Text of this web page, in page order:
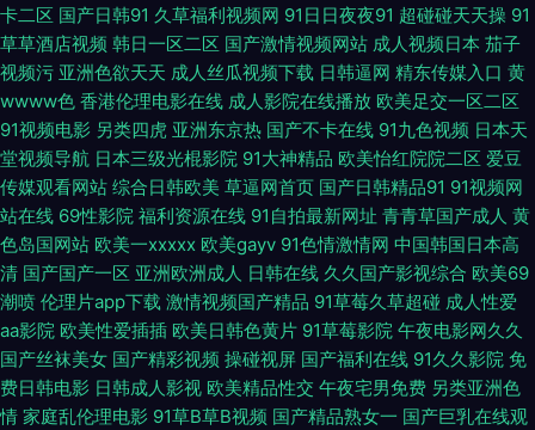
室白乳 欧美成人网视频在线 91社区色色网 色悠悠亚洲综合影院 白丝骚货艹
白浆在线 影音先锋成人av网址 成人福利基地无码大量 婷婷五月天色婷 国产
精品久久嫩草 91精品自 伊人网在线婷婷 国产区视频 色国欧美 色撸露在线观
看 中文字幕三四五区 91福利合集 91看片免费观看成人版 肏屄综合视频 国产
精品一二三区啪啪 黄色视频热99 久久丝袜人妻导航 人人操很很干 深夜福利
高清无码 亚洲精品国产区 亚洲黄色小说网 91久久香蕉国产 91网页视频入口
在线观看 91综合入口 伊人东京热男人 不卡影院老女人 成人大香蕉在线观看
卡二区 国产日韩91 久草福利视频网 91日日夜夜91 超碰碰天天操 91
草草酒店视频 韩日一区二区 国产激情视频网站 成人视频日本 茄子
视频污 亚洲色欲天天 成人丝瓜视频下载 日韩逼网 精东传媒入口 黄
wwww色 香港伦理电影在线 成人影院在线播放 欧美足交一区二区
91视频电影 另类四虎 亚洲东京热 国产不卡在线 91九色视频 日本天
堂视频导航 日本三级光棍影院 91大神精品 欧美怡红院院二区 爱豆
传媒观看网站 综合日韩欧美 草逼网首页 国产日韩精品91 91视频网
站在线 69性影院 福利资源在线 91自拍最新网址 青青草国产成人 黄
色岛国网站 欧美一xxxxx 欧美gayv 91色情激情网 中国韩国日本高
清 国产国产一区 亚洲欧洲成人 日韩在线 久久国产影视综合 欧美69
潮喷 伦理片app下载 激情视频国产精品 91草莓久草超碰 成人性爱
aa影院 欧美性爱插插 欧美日韩色黄片 91草莓影院 午夜电影网久久
国产丝袜美女 国产精彩视频 操碰视屏 国产福利在线 91久久影院 免
费日韩电影 日韩成人影视 欧美精品性交 午夜宅男免费 另类亚洲色
情 家庭乱伦理电影 91草B草B视频 国产精品熟女一 国产巨乳在线观